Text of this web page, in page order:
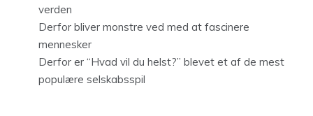
verden
Derfor bliver monstre ved med at fascinere
mennesker
Derfor er “Hvad vil du helst?” blevet et af de mest
populære selskabsspil